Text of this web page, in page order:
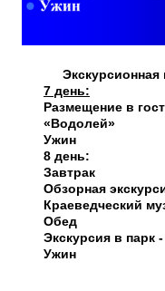
7 день:
Размещение в
«Водолей»
Ужин
8 день:
Завтрак
Обзорная
Краеведческий
Обед
Экскурсия в парк
Ужин